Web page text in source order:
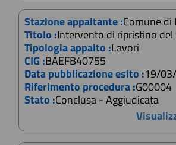
Stazione appaltante :Comune di
Titolo :Intervento di ripristino
Tipologia appalto :Lavori
CIG :BAEFB40755
Data pubblicazione esito :19/
Riferimento procedura :G00004
Stato :Conclusa - Aggiudicata